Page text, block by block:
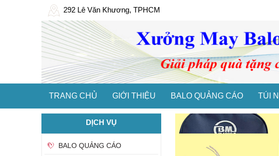
292 Lê Văn Khương, TPHCM
TRANG CHỦ GIỚI THIỆU BALO QUẢNG CÁO TÚI
DỊCH VỤ
BALO QUẢNG CÁO